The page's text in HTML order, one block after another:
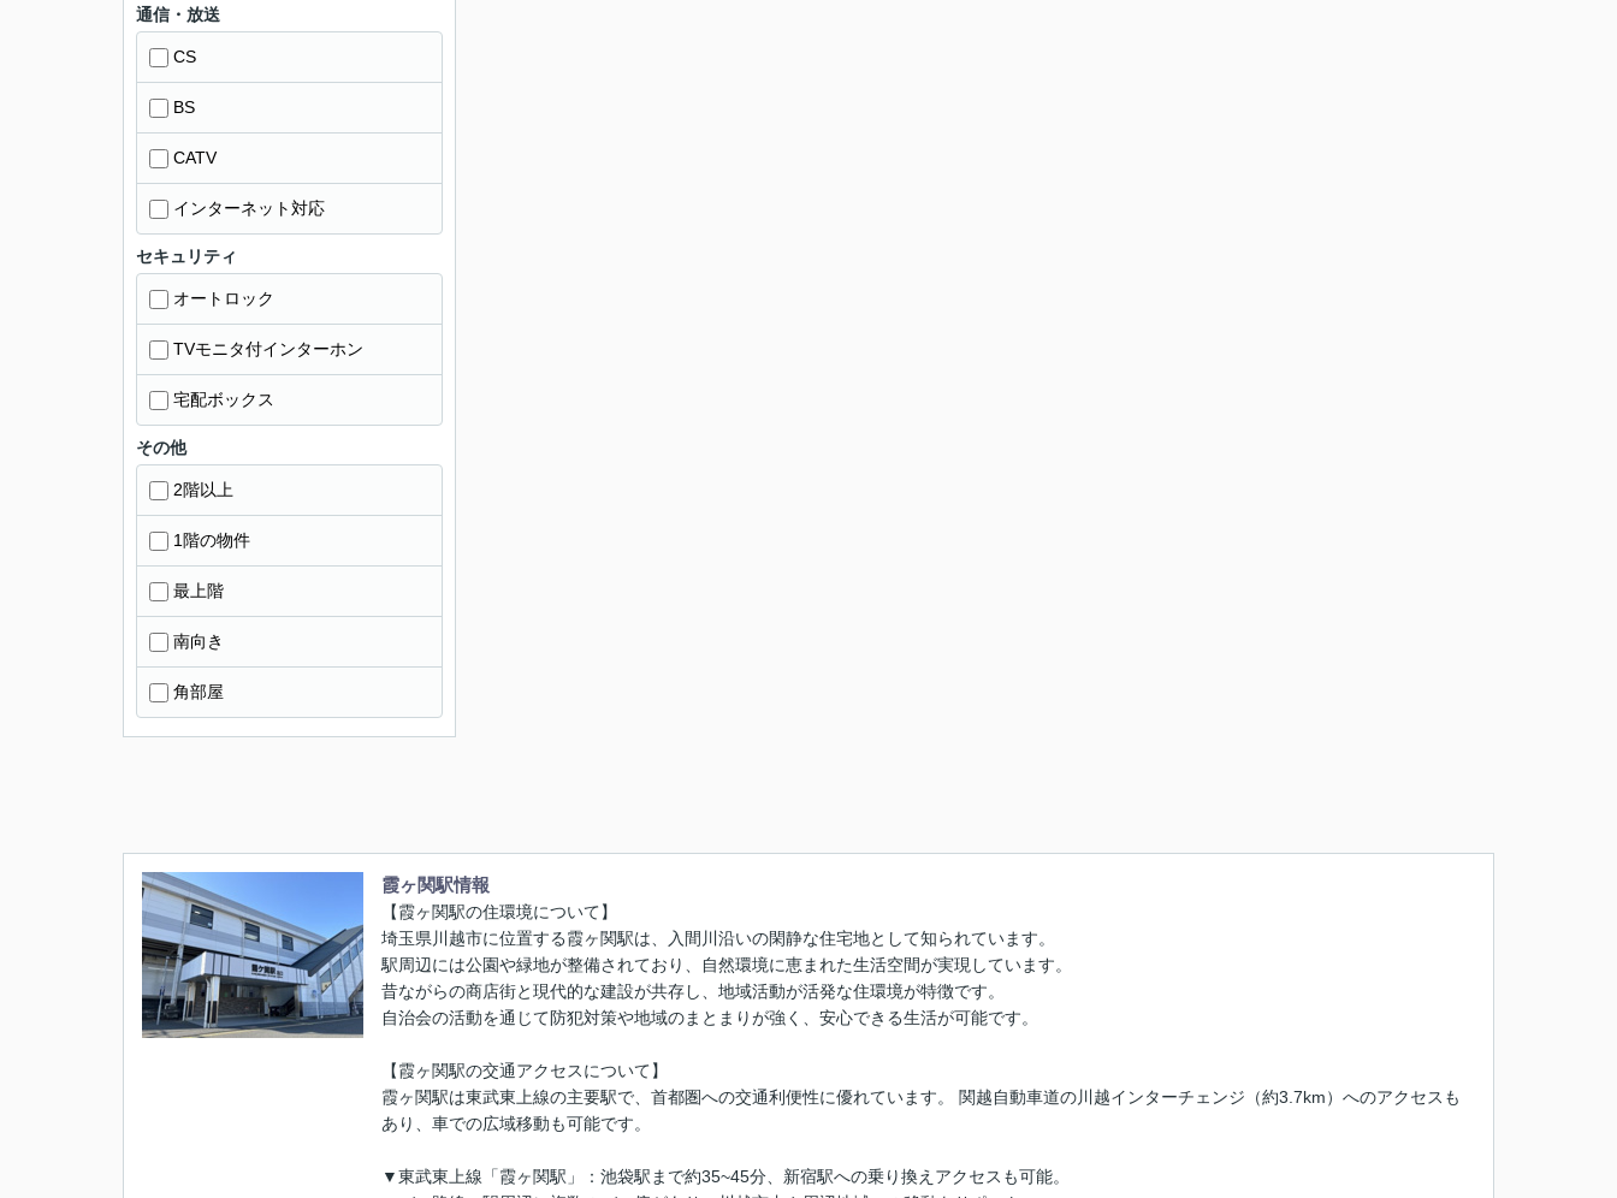
通信・放送
CS
BS
CATV
インターネット対応
セキュリティ
オートロック
TVモニタ付インターホン
宅配ボックス
その他
2階以上
1階の物件
最上階
南向き
角部屋
霞ヶ関駅情報
【霞ヶ関駅の住環境について】
埼玉県川越市に位置する霞ヶ関駅は、入間川沿いの閑静な住宅地として知られています。
駅周辺には公園や緑地が整備されており、自然環境に恵まれた生活空間が実現しています。
昔ながらの商店街と現代的な建設が共存し、地域活動が活発な住環境が特徴です。
自治会の活動を通じて防犯対策や地域のまとまりが強く、安心できる生活が可能です。
【霞ヶ関駅の交通アクセスについて】
霞ヶ関駅は東武東上線の主要駅で、首都圏への交通利便性に優れています。 関越自動車道の川越インターチェンジ（約3.7km）へのアクセスも
あり、車での広域移動も可能です。
▼東武東上線「霞ヶ関駅」：池袋駅まで約35~45分、新宿駅への乗り換えアクセスも可能。